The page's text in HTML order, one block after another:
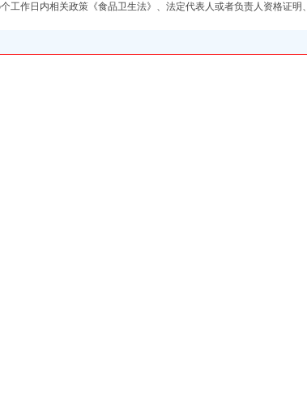
工作日内相关政策《食品卫生法》、法定代表人或者负责人资格证明、